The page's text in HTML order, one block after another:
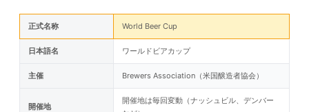
正式名称 World Beer Cup
日本語名 ワールドビアカップ
主催 Brewers Association（米国醸造者協会）
開催地
開催地は毎回変動（ナッシュビル、デンバー